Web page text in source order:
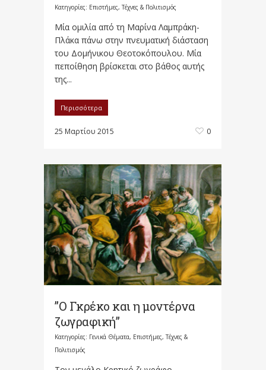
Κατηγορίες: Επιστήμες, Τέχνες & Πολιτισμός
Μία ομιλία από τη Μαρίνα Λαμπράκη-
Πλάκα πάνω στην πνευματική διάσταση
του Δομήνικου Θεοτοκόπουλου. Μία
πεποίθηση βρίσκεται στο βάθος αυτής
της...
Περισσότερα
25 Μαρτίου 2015 0
”Ο Γκρέκο και η μοντέρνα
ζωγραφική”
Κατηγορίες: Γενικά Θέματα, Επιστήμες, Τέχνες &
Πολιτισμός